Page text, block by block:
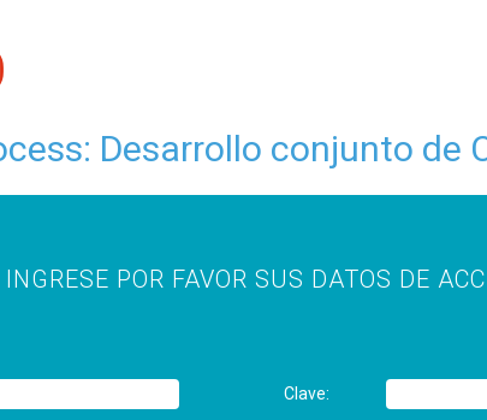
Desarrollo conjunto de
INGRESE POR FAVOR SUS DATOS DE
Clave: